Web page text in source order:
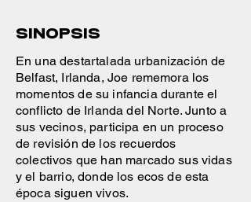
SINOPSIS
En una destartalada urbanización de
Belfast, Irlanda, Joe rememora los
momentos de su infancia durante el
conflicto de Irlanda del Norte. Junto a
sus vecinos, participa en un proceso
de revisión de los recuerdos
colectivos que han marcado sus vidas
y el barrio, donde los ecos de esta
época siguen vivos.